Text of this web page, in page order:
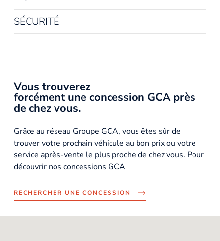
SÉCURITÉ
Vous trouverez
forcément une concession GCA près
de chez vous.
Grâce au réseau Groupe GCA, vous êtes sûr de
trouver votre prochain véhicule au bon prix ou votre
service après-vente le plus proche de chez vous. Pour
découvrir nos concessions GCA
RECHERCHER UNE CONCESSION